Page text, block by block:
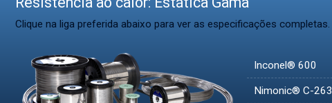
Clique na liga preferida abaixo para ver as especificações completas.
Inconel® 600
Nimonic® C-263